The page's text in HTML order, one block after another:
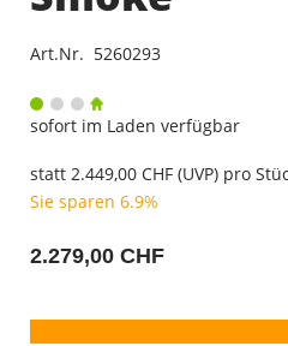
Art.Nr. 5260293
sofort im Laden verfügbar
statt 2.449,00 CHF(UVP) pro
Sie sparen 6.9%
2.279,00 CHF